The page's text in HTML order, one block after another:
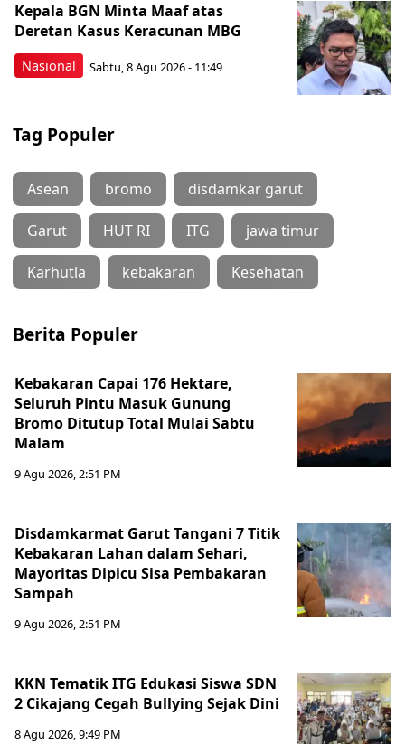
Nasional
Kepala BGN Minta Maaf atas
Deretan Kasus Keracunan MBG
Sabtu, 8 Agu 2026 - 11:49
Tag Populer
Asean bromo disdamkar garut
Garut HUT RI ITG jawa timur
Karhutla kebakaran Kesehatan
Berita Populer
Kebakaran Capai 176 Hektare,
Seluruh Pintu Masuk Gunung
Bromo Ditutup Total Mulai Sabtu
Malam
9 Agu 2026, 2:51 PM
Disdamkarmat Garut Tangani 7 Titik
Kebakaran Lahan dalam Sehari,
Mayoritas Dipicu Sisa Pembakaran
Sampah
9 Agu 2026, 2:51 PM
KKN Tematik ITG Edukasi Siswa SDN
2 Cikajang Cegah Bullying Sejak Dini
8 Agu 2026, 9:49 PM